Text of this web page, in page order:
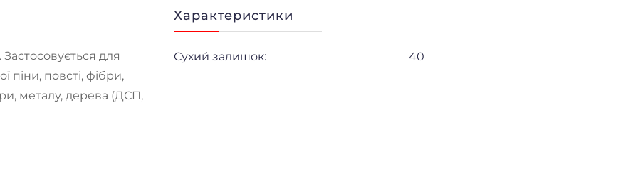
для
піни, повсті, фібри,
металу, дерева (ДСП,
Характеристики
Сухий залишок: 40